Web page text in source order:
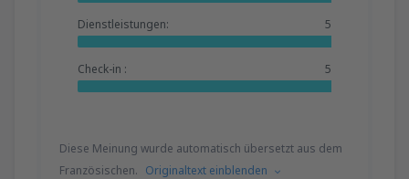
Dienstleistungen: 5
Check-in : 5
Diese Meinung wurde automatisch übersetzt aus dem
Französischen. Originaltext einblenden